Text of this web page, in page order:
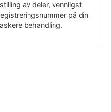
av deler, vennligst
på din
behandling.